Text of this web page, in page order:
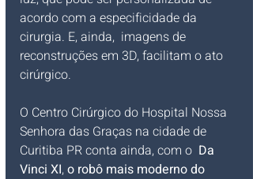
acordo com a especificidade da
cirurgia. E, ainda,  imagens de
reconstruções em 3D, facilitam o ato
cirúrgico.
O Centro Cirúrgico do Hospital Nossa
Senhora das Graças na cidade de
Curitiba PR conta ainda, com o Da
Vinci XI, o robô mais moderno do